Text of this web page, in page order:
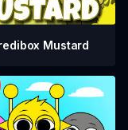
Mustard